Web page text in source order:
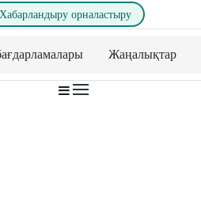
Хабарландыру орналастыру
Жаңалықтар